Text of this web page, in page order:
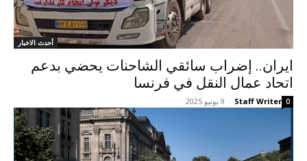
أحدث الاخبار
ایران.. إضراب سائقي الشاحنات یحضي بدعم
اتحاد عمال النقل في فرنسا
Staff Writer
- 9 يونيو 2025 0